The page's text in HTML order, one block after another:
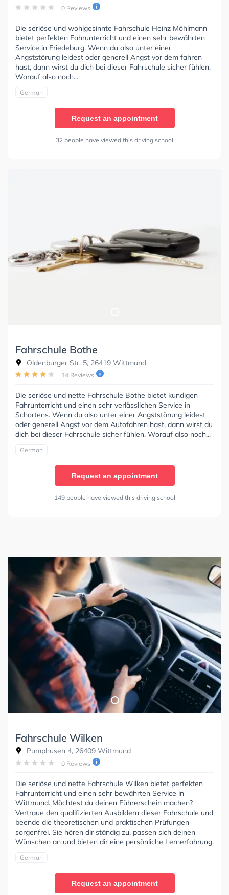
0 Reviews
Die seriöse und wohlgesinnte Fahrschule Heinz Möhlmann
bietet perfekten Fahrunterricht und einen sehr bewährten
Service in Friedeburg. Wenn du also unter einer
Angststörung leidest oder generell Angst vor dem fahren
hast, dann wirst du dich bei dieser Fahrschule sicher fühlen.
Worauf also noch...
German
Request an appointment
32 people have viewed this driving school
Fahrschule Bothe
Oldenburger Str. 5, 26419 Wittmund
14 Reviews
Die seriöse und nette Fahrschule Bothe bietet kundigen
Fahrunterricht und einen sehr verlässlichen Service in
Schortens. Wenn du also unter einer Angststörung leidest
oder generell Angst vor dem Autofahren hast, dann wirst du
dich bei dieser Fahrschule sicher fühlen. Worauf also noch...
German
Request an appointment
149 people have viewed this driving school
Fahrschule Wilken
Pumphusen 4, 26409 Wittmund
0 Reviews
Die seriöse und nette Fahrschule Wilken bietet perfekten
Fahrunterricht und einen sehr bewährten Service in
Wittmund. Möchtest du deinen Führerschein machen?
Vertraue den qualifizierten Ausbildern dieser Fahrschule und
beende die theoretischen und praktischen Prüfungen
sorgenfrei. Sie hören dir ständig zu, passen sich deinen
Wünschen an und bieten dir eine persönliche Lernerfahrung.
German
Request an appointment